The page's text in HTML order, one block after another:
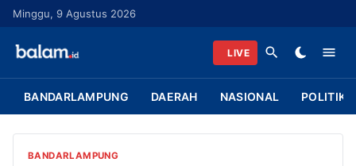
u
Minggu, 9 Agustus 2026
LIVE
BANDARLAMPUNG DAERAH NASIONAL POLITIK
BANDARLAMPUNG